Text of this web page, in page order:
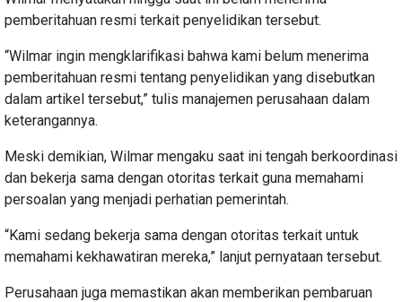
pemberitahuan resmi terkait penyelidikan tersebut.
“Wilmar ingin mengklarifikasi bahwa kami belum menerima
pemberitahuan resmi tentang penyelidikan yang disebutkan
dalam artikel tersebut,” tulis manajemen perusahaan dalam
keterangannya.
Meski demikian, Wilmar mengaku saat ini tengah berkoordinasi
dan bekerja sama dengan otoritas terkait guna memahami
persoalan yang menjadi perhatian pemerintah.
“Kami sedang bekerja sama dengan otoritas terkait untuk
memahami kekhawatiran mereka,” lanjut pernyataan tersebut.
Perusahaan juga memastikan akan memberikan pembaruan